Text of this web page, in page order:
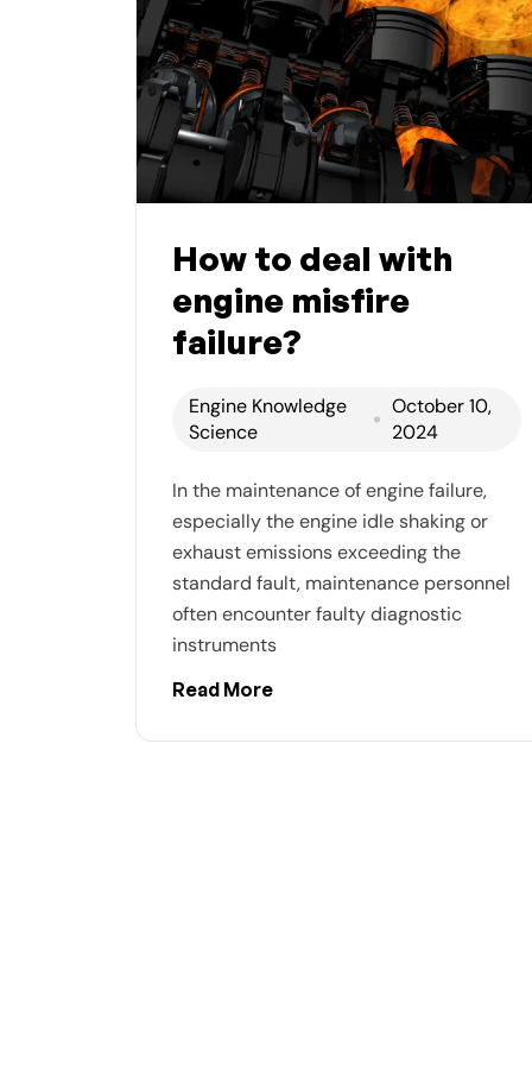
How to deal with
engine misfire
failure?
Engine Knowledge
Science
October 10,
2024
In the maintenance of engine failure,
especially the engine idle shaking or
exhaust emissions exceeding the
standard fault, maintenance personnel
often encounter faulty diagnostic
instruments
Read More